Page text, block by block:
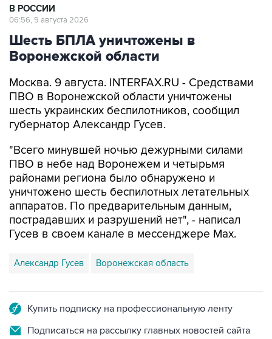
В РОССИИ
06:56, 9 августа 2026
Шесть БПЛА уничтожены в
Воронежской области
Москва. 9 августа. INTERFAX.RU - Средствами
ПВО в Воронежской области уничтожены
шесть украинских беспилотников, сообщил
губернатор Александр Гусев.
"Всего минувшей ночью дежурными силами
ПВО в небе над Воронежем и четырьмя
районами региона было обнаружено и
уничтожено шесть беспилотных летательных
аппаратов. По предварительным данным,
пострадавших и разрушений нет", - написал
Гусев в своем канале в мессенджере Max.
Александр Гусев Воронежская область
Купить подписку на профессиональную ленту
Подписаться на рассылку главных новостей сайта